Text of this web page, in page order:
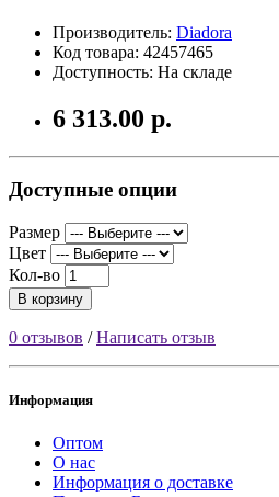
Производитель: Diadora
Код товара: 42457465
Доступность: На складе
6 313.00 р.
Доступные опции
Размер
Цвет
Кол-во
В корзину
0 отзывов /Написать отзыв
Информация
Оптом
О нас
Информация о доставке